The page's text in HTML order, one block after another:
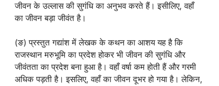
जीवन के उल्लास की सुगंधि का अनुभव करते हैं। इसीलिए, वहाँ
का जीवन बड़ा जीवंत है।
(ङ) प्रस्तुत गद्यांश में लेखक के कथन का आशय यह है कि
राजस्थान मरुभूमि का प्रदेश होकर भी जीवन की सुगंधि और
जीवंतता का प्रदेश बना हुआ है। वहाँ वर्षा कम होती हैं और गरमी
अधिक पड़ती है। इसलिए, वहाँ का जीवन दूभर हो गया है। लेकिन,